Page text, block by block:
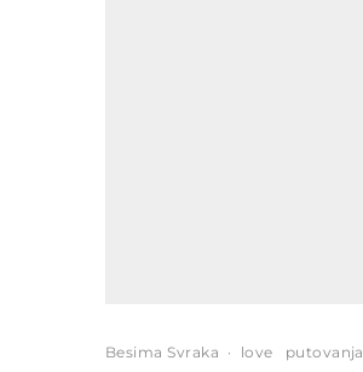
Besima Svraka · love putovanja